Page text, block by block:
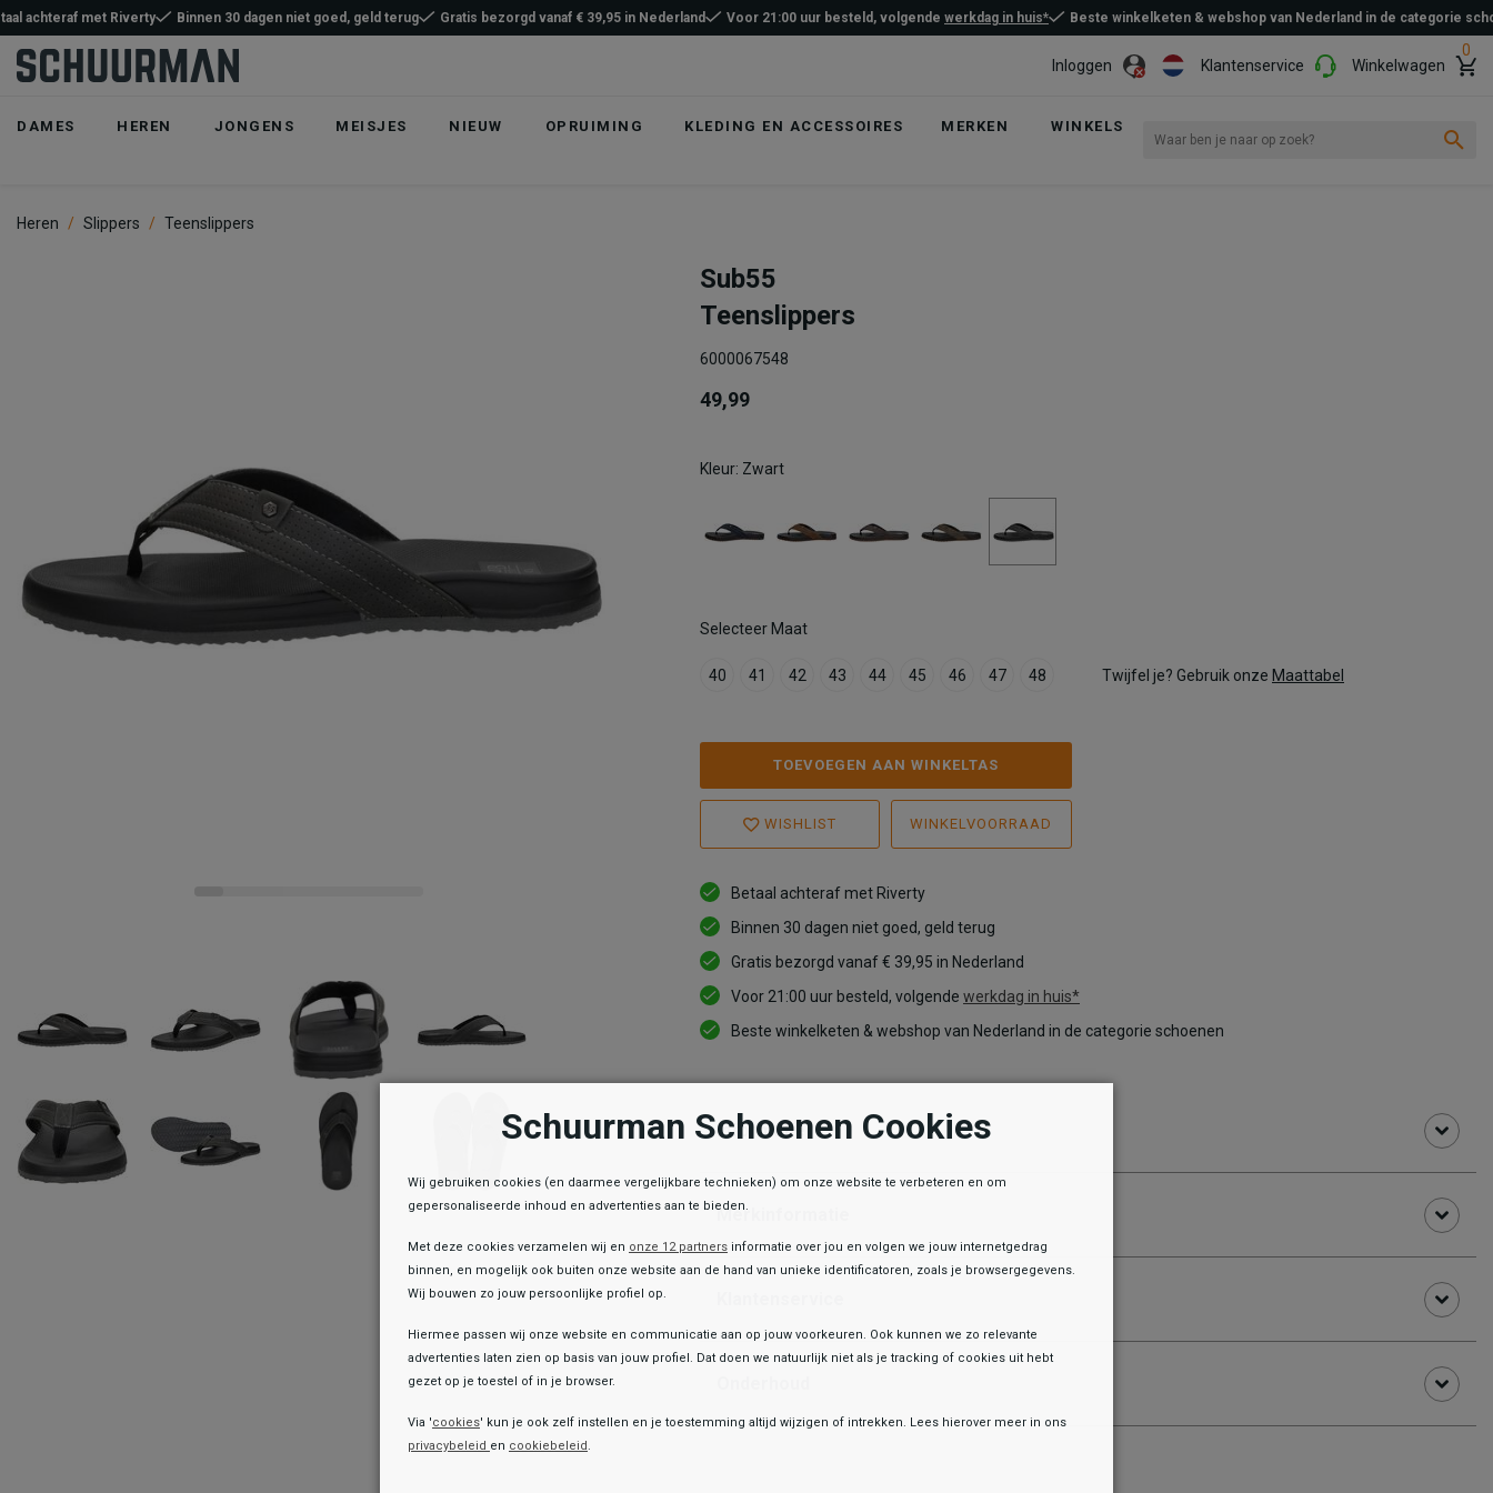
Inloggen Klantenservice
0
Winkelwagen
DAMES HEREN JONGENS MEISJES NIEUW OPRUIMING KLEDING EN ACCESSOIRES MERKEN WINKELS
achteraf met Riverty Binnen 30 dagen niet goed, geld terug Gratis bezorgd vanaf € 39,95 in Nederland Voor 21:00 uur besteld, volgende werkdag in huis* Beste winkelketen & webshop van Nederland in de categorie
Heren Slippers Teenslippers
Sub55
Teenslippers
6000067548
49,99
Kleur: Zwart
Selecteer Maat
40 41 42 43 44 45 46 47 48 Twijfel je? Gebruik onze Maattabel
TOEVOEGEN AAN WINKELTAS
WISHLIST WINKELVOORRAAD
Betaal achteraf met Riverty
Binnen 30 dagen niet goed, geld terug
Gratis bezorgd vanaf € 39,95 in Nederland
Voor 21:00 uur besteld, volgende werkdag in huis*
Beste winkelketen & webshop van Nederland in de categorie schoenen
Informatie
Merkinformatie
Toegevoegd aan je winkeltas!
Schuurman Schoenen Cookies
Wij gebruiken cookies (en daarmee vergelijkbare technieken) om onze website te verbeteren en om
gepersonaliseerde inhoud en advertenties aan te bieden.
Met deze cookies verzamelen wij en onze 12 partners informatie over jou en volgen we jouw internetgedrag
binnen, en mogelijk ook buiten onze website aan de hand van unieke identificatoren, zoals je browsergegevens.
Wij bouwen zo jouw persoonlijke profiel op.
Hiermee passen wij onze website en communicatie aan op jouw voorkeuren. Ook kunnen we zo relevante
advertenties laten zien op basis van jouw profiel. Dat doen we natuurlijk niet als je tracking of cookies uit hebt
gezet op je toestel of in je browser.
Via 'cookies' kun je ook zelf instellen en je toestemming altijd wijzigen of intrekken. Lees hierover meer in ons
privacybeleid en cookiebeleid.